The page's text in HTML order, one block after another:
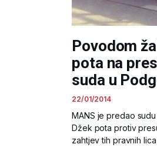
Povodom
pota na
suda u
22/01/2014
MANS je predao
Džek pota protiv
zahtjev tih pravnih